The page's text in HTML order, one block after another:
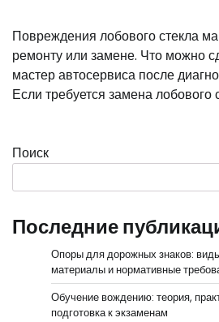
Повреждения лобового стекла
ремонту или замене. Что можно
мастер автосервиса после
Если требуется замена лобового
Поиск
Последние
Опоры для дорожных знаков:
материалы и нормативные
Обучение вождению: теория,
подготовка к экзаменам